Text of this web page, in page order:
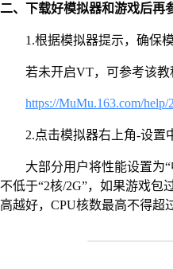
二、下载好模拟器和游戏后再
1.根据模拟器提示，确保
若未开启VT，可参考该教
https://MuMu.163.com/help/
2.点击模拟器右上角-设置
大部分用户将性能设置为
不低于“2核/2G”，如果游戏包
高越好，CPU核数最高不得超